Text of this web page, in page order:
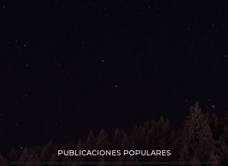
PUBLICACIONES POPULARES